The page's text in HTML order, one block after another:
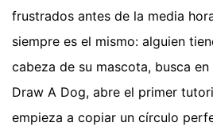
frustrados antes de la media
siempre es el mismo: alguien
cabeza de su mascota, busca
Draw A Dog, abre el primer
empieza a copiar un círculo